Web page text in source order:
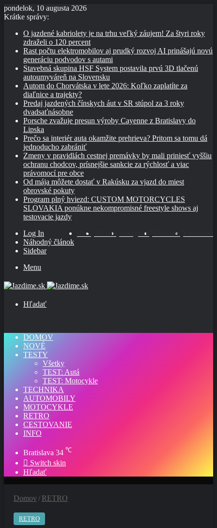
pondelok, 10 augusta 2026
Krátke správy:
O jazdené kabriolety je na trhu veľký záujem! Za štyri roky
zdraželi o 120 percent
Rast počtu elektromobilov aj prudký rozvoj AI prinášajú novú
generáciu podvodov s autami
Stavebná skupina HSF System postavila prvú 3D tlačenú
autoumyváreň na Slovensku
Autom do Chorvátska v lete 2026: Koľko zaplatíte za
diaľnice a trajekty?
Predaj jazdených čínskych áut v SR stúpol za 3 roky
dvadsaťnásobne
Porsche zvažuje presun výroby Cayenne z Bratislavy do
Lipska
Prečo sa interiér auta okamžite prehrieva? Pritom sa tomu dá
jednoducho zabrániť
Zmeny v pravidlách cestnej premávky by mali priniesť vyššiu
ochranu chodcov, prísnejšie sankcie za rýchlosť a viac
právomocí pre obce
Od mája môžete dostať v Rakúsku za vjazd do miest
obrovské pokuty
Program plný hviezd: CUSTOM MOTORCYCLES
SLOVAKIA ponúkne nekompromisné freestyle shows aj
testovacie jazdy
YouTube
Instagram
TikTok
RSS
Log In
Náhodný článok
Sidebar
Menu
Hľadať
DOMOV
NOVÉ
TESTY
Všetky
TEST: Autá
TEST: Motocykle
TECHNIKA
AUTOMOBILY
MOTOCYKLE
RETRO
CESTOVANIE
INFO
Bratislava 34 ℃
Switch skin
Hľadať
Domov/ RETRO
RETRO